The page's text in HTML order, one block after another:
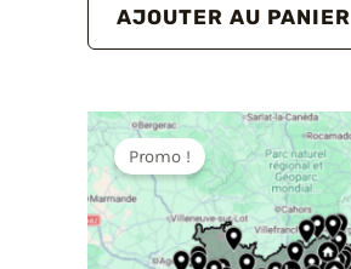
AJOUTER AU PANIER
Promo !